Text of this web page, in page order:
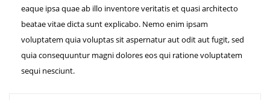
eaque ipsa quae ab illo inventore veritatis et quasi architecto
beatae vitae dicta sunt explicabo. Nemo enim ipsam
voluptatem quia voluptas sit aspernatur aut odit aut fugit, sed
quia consequuntur magni dolores eos qui ratione voluptatem
sequi nesciunt.